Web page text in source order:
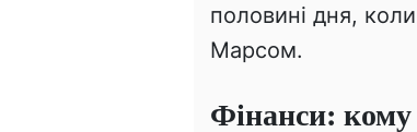
половині дня,
Марсом.
Фінанси: